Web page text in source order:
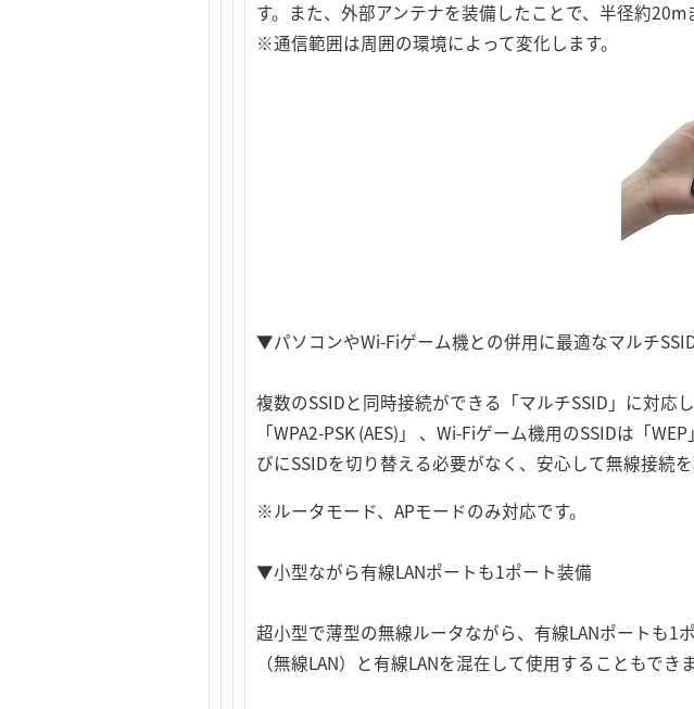
す。また、外部アンテナを装備したことで、半径約
※通信範囲は周囲の環境によって変化します。
▼パソコンやWi-Fiゲーム機との併用に最適なマルチ
複数のSSIDと同時接続ができる「マルチSSID」に対
「WPA2-PSK (AES)」 、Wi-Fiゲーム機用のSSIDは「
びにSSIDを切り替える必要がなく、安心して無線接続を
※ルータモード、APモードのみ対応です。
▼小型ながら有線LANポートも1ポート装備
超小型で薄型の無線ルータながら、有線LANポートも1
（無線LAN）と有線LANを混在して使用することもできま